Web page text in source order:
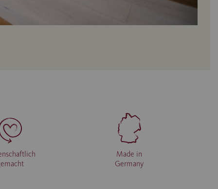
Made in
Germany